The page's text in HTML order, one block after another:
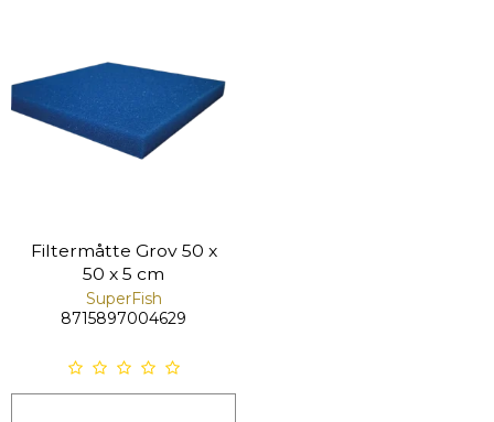
Filtermåtte Grov 50 x
50 x 5 cm
SuperFish
8715897004629